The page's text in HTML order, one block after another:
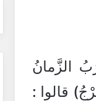
الزَّمانُ
قالوا :